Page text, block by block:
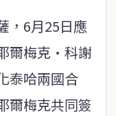
，6月25日應
爾梅克·科謝
泰哈兩國合
爾梅克共同簽